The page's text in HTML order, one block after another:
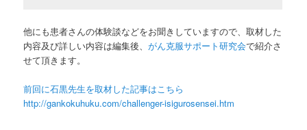
他にも患者さんの体験談などをお聞きしていますので、取材した
内容及び詳しい内容は編集後、がん克服サポート研究会で紹介さ
せて頂きます。
前回に石黒先生を取材した記事はこちら
http://gankokuhuku.com/challenger-isigurosensei.htm